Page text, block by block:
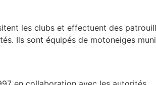
les clubs et effectuent des
Ils sont équipés de motoneiges